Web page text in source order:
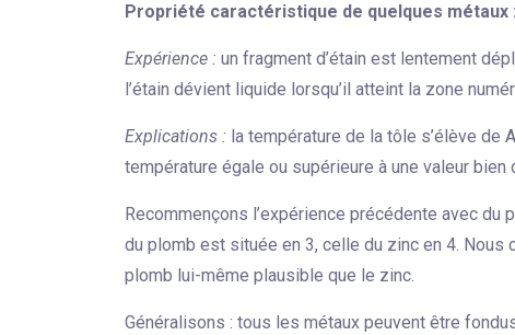
Propriété caractéristique de quelques métaux :
Expérience : un fragment d’étain est lentement
l’étain dévient liquide lorsqu’il atteint la zone
Explications : la température de la tôle s’élève de
température égale ou supérieure à une valeur
Recommençons l’expérience précédente avec
du plomb est située en 3, celle du zinc en 4.
plomb lui-même plausible que le zinc.
Généralisons : tous les métaux peuvent être